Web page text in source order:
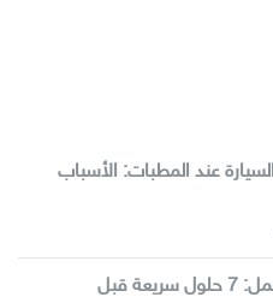
عند المطبات: الأسباب
ريموت المكيف لا يعمل: 7 حلول سريعة قبل